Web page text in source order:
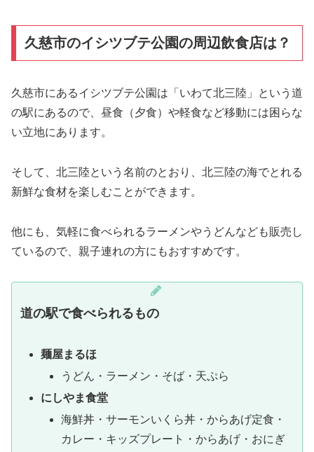
久慈市のイシツブテ公園の周辺飲食店は？
久慈市にあるイシツブテ公園は「いわて北三陸」という道
の駅にあるので、昼食（夕食）や軽食など移動には困らな
い立地にあります。
そして、北三陸という名前のとおり、北三陸の海でとれる
新鮮な食材を楽しむことができます。
他にも、気軽に食べられるラーメンやうどんなども販売し
ているので、親子連れの方にもおすすめです。
道の駅で食べられるもの
麺屋まるほ
うどん・ラーメン・そば・天ぷら
にしやま食堂
海鮮丼・サーモンいくら丼・からあげ定食・
カレー・キッズプレート・からあげ・おにぎ